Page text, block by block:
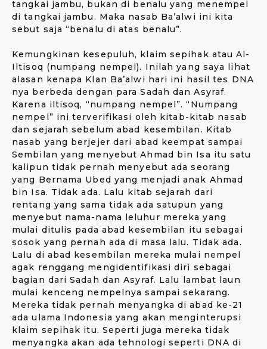
tangkai jambu, bukan di benalu yang menempel
di tangkai jambu. Maka nasab Ba’alwi ini kita
sebut saja “benalu di atas benalu”.
Kemungkinan kesepuluh, klaim sepihak atau Al-
Iltisoq (numpang nempel). Inilah yang saya lihat
alasan kenapa Klan Ba’alwi hari ini hasil tes DNA
nya berbeda dengan para Sadah dan Asyraf.
Karena iltisoq, “numpang nempel”. “Numpang
nempel” ini terverifikasi oleh kitab-kitab nasab
dan sejarah sebelum abad kesembilan. Kitab
nasab yang berjejer dari abad keempat sampai
Sembilan yang menyebut Ahmad bin Isa itu satu
kalipun tidak pernah menyebut ada seorang
yang Bernama Ubed yang menjadi anak Ahmad
bin Isa. Tidak ada. Lalu kitab sejarah dari
rentang yang sama tidak ada satupun yang
menyebut nama-nama leluhur mereka yang
mulai ditulis pada abad kesembilan itu sebagai
sosok yang pernah ada di masa lalu. Tidak ada.
Lalu di abad kesembilan mereka mulai nempel
agak renggang mengidentifikasi diri sebagai
bagian dari Sadah dan Asyraf. Lalu lambat laun
mulai kenceng nempelnya sampai sekarang.
Mereka tidak pernah menyangka di abad ke-21
ada ulama Indonesia yang akan menginterupsi
klaim sepihak itu. Seperti juga mereka tidak
menyangka akan ada tehnologi seperti DNA di